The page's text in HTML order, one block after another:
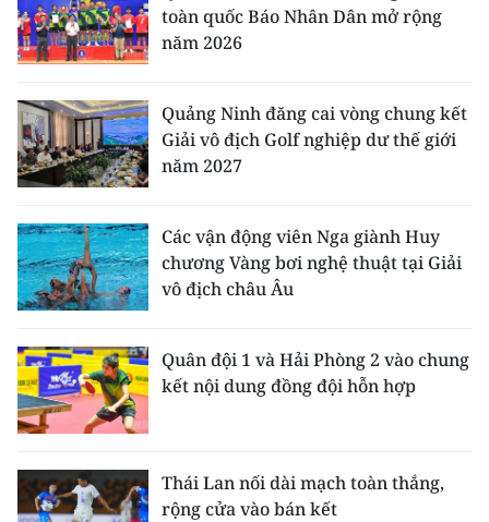
toàn quốc Báo Nhân Dân mở rộng
năm 2026
Quảng Ninh đăng cai vòng chung kết
Giải vô địch Golf nghiệp dư thế giới
năm 2027
Các vận động viên Nga giành Huy
chương Vàng bơi nghệ thuật tại Giải
vô địch châu Âu
Quân đội 1 và Hải Phòng 2 vào chung
kết nội dung đồng đội hỗn hợp
Thái Lan nối dài mạch toàn thắng,
rộng cửa vào bán kết